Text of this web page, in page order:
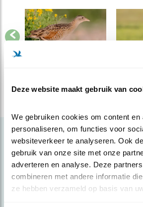
Deze website maakt gebruik van
We gebruiken cookies om content en
personaliseren, om functies voor
websiteverkeer te analyseren. Ook
gebruik van onze site met onze
adverteren en analyse. Deze
combineren met andere informatie
ze hebben verzameld op basis van
nodig?
Gerelateerde items